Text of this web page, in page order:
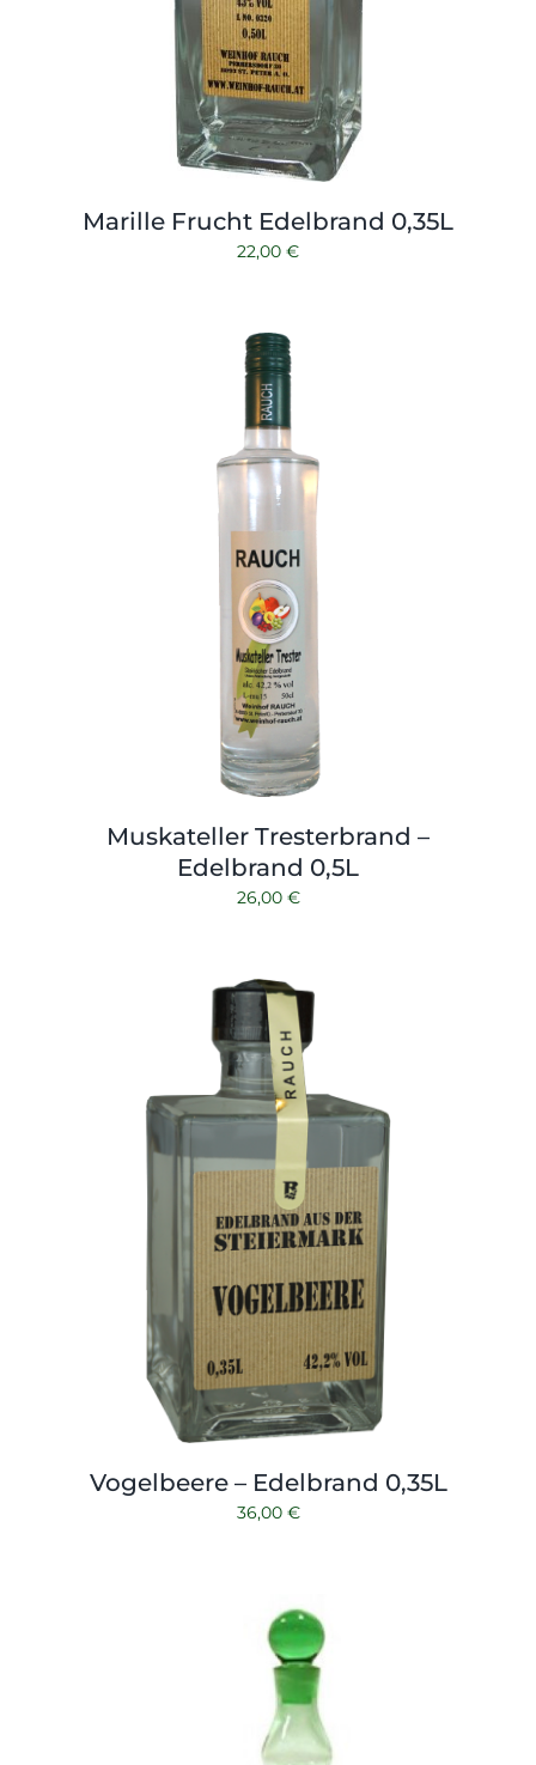
Marille Frucht Edelbrand 0,35L
22,00 €
Muskateller Tresterbrand –
Edelbrand 0,5L
26,00 €
Vogelbeere – Edelbrand 0,35L
36,00 €